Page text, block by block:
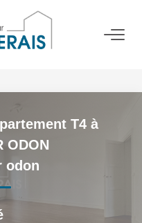
T4 à
ODON
odon